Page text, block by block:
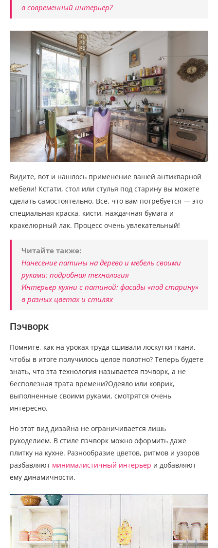
в современный интерьер?
Видите, вот и нашлось применение вашей антикварной
мебели! Кстати, стол или стулья под старину вы можете
сделать самостоятельно. Все, что вам потребуется — это
специальная краска, кисти, наждачная бумага и
кракелюрный лак. Процесс очень увлекательный!
Читайте также:
Нанесение патины на дерево и мебель своими
руками: подробная технология
Интерьер кухни с патиной: фасады «под старину»
в разных цветах и стилях
Пэчворк
Помните, как на уроках труда сшивали лоскутки ткани,
чтобы в итоге получилось целое полотно? Теперь будете
знать, что эта технология называется пэчворк, а не
бесполезная трата времени?Одеяло или коврик,
выполненные своими руками, смотрятся очень
интересно.
Но этот вид дизайна не ограничивается лишь
рукоделием. В стиле пэчворк можно оформить даже
плитку на кухне. Разнообразие цветов, ритмов и узоров
разбавляют минималистичный интерьер и добавляют
ему динамичности.